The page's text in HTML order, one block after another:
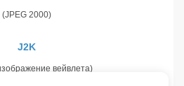
(JPEG 2000)
J2K
вейвлета)